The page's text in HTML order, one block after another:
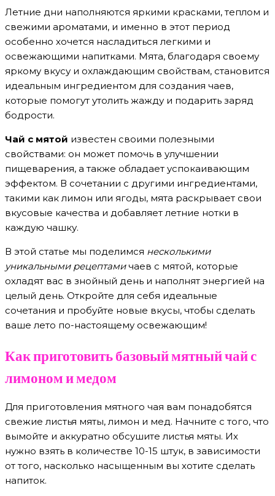
Летние дни наполняются яркими красками, теплом и
свежими ароматами, и именно в этот период
особенно хочется насладиться легкими и
освежающими напитками. Мята, благодаря своему
яркому вкусу и охлаждающим свойствам, становится
идеальным ингредиентом для создания чаев,
которые помогут утолить жажду и подарить заряд
бодрости.
Чай с мятой известен своими полезными
свойствами: он может помочь в улучшении
пищеварения, а также обладает успокаивающим
эффектом. В сочетании с другими ингредиентами,
такими как лимон или ягоды, мята раскрывает свои
вкусовые качества и добавляет летние нотки в
каждую чашку.
В этой статье мы поделимся несколькими
уникальными рецептамичаев с мятой, которые
охладят вас в знойный день и наполнят энергией на
целый день. Откройте для себя идеальные
сочетания и пробуйте новые вкусы, чтобы сделать
ваше лето по-настоящему освежающим!
Как приготовить базовый мятный чай с
лимоном и медом
Для приготовления мятного чая вам понадобятся
свежие листья мяты, лимон и мед. Начните с того, что
вымойте и аккуратно обсушите листья мяты. Их
нужно взять в количестве 10-15 штук, в зависимости
от того, насколько насыщенным вы хотите сделать
напиток.